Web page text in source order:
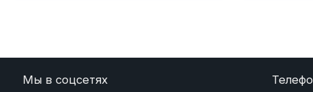
Мы в соцсетях